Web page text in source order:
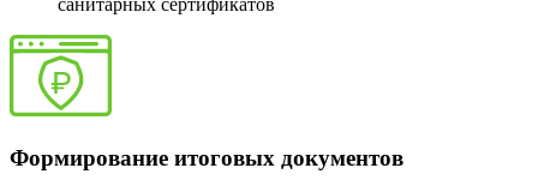
санитарных сертификатов
Формирование итоговых документов